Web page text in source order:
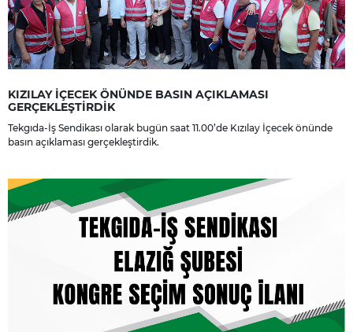
KIZILAY İÇECEK ÖNÜNDE BASIN AÇIKLAMASI
GERÇEKLEŞTİRDİK
Tekgıda-İş Sendikası olarak bugün saat 11.00’de Kızılay İçecek önünde
basın açıklaması gerçekleştirdik.